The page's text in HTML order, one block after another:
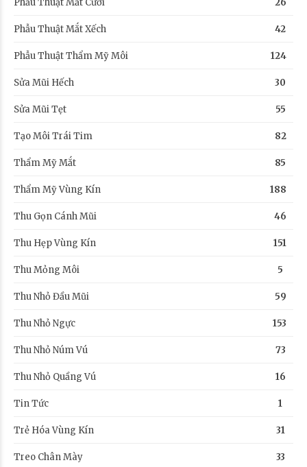
Phẫu Thuật Mắt Xếch 42
Phẫu Thuật Thẩm Mỹ Môi 124
Sửa Mũi Hếch 30
Sửa Mũi Tẹt 55
Tạo Môi Trái Tim 82
Thẩm Mỹ Mắt 85
Thẩm Mỹ Vùng Kín 188
Thu Gọn Cánh Mũi 46
Thu Hẹp Vùng Kín 151
Thu Mỏng Môi 5
Thu Nhỏ Đầu Mũi 59
Thu Nhỏ Ngực 153
Thu Nhỏ Núm Vú 73
Thu Nhỏ Quầng Vú 16
Tin Tức 1
Trẻ Hóa Vùng Kín 31
Treo Chân Mày 33